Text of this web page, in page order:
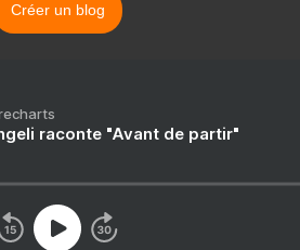
Créer un blog
raconte "Avant de partir"